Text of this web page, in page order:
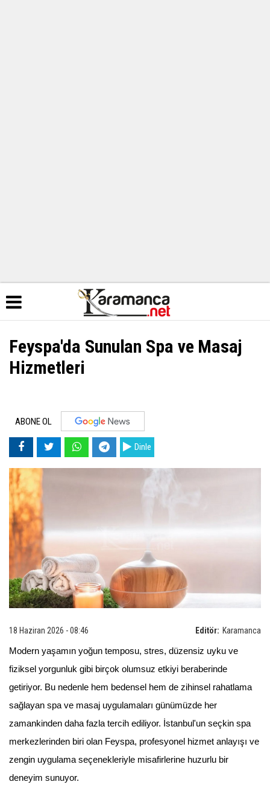
Feyspa'da Sunulan Spa ve Masaj
Hizmetleri
ABONE OL
Dinle
Editör: Karamanca
18 Haziran 2026 - 08:46
Modern yaşamın yoğun temposu, stres, düzensiz uyku ve
fiziksel yorgunluk gibi birçok olumsuz etkiyi beraberinde
getiriyor. Bu nedenle hem bedensel hem de zihinsel rahatlama
sağlayan spa ve masaj uygulamaları günümüzde her
zamankinden daha fazla tercih ediliyor. İstanbul'un seçkin spa
merkezlerinden biri olan Feyspa, profesyonel hizmet anlayışı ve
zengin uygulama seçenekleriyle misafirlerine huzurlu bir
deneyim sunuyor.